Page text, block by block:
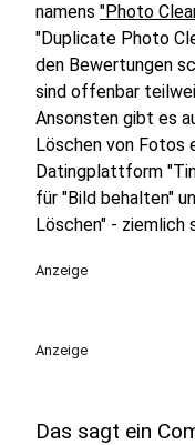
namens "Photo
"Duplicate Photo
den Bewertungen
sind offenbar
Ansonsten gibt es
Löschen von Fotos
Datingplattform
für "Bild behalten"
Löschen" - ziemlich
Anzeige
Anzeige
Das sagt ein